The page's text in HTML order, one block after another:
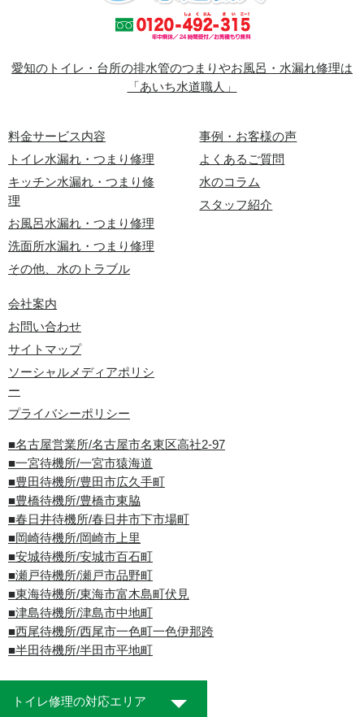
愛知のトイレ・台所の排水管のつまりやお風呂・水漏れ修理は
「あいち水道職人」
料金サービス内容
トイレ水漏れ・つまり修理
キッチン水漏れ・つまり修
理
お風呂水漏れ・つまり修理
洗面所水漏れ・つまり修理
その他、水のトラブル
事例・お客様の声
よくあるご質問
水のコラム
スタッフ紹介
会社案内
お問い合わせ
サイトマップ
ソーシャルメディアポリシ
ー
プライバシーポリシー
■名古屋営業所/名古屋市名東区高社2-97
■一宮待機所/一宮市猿海道
■豊田待機所/豊田市広久手町
■豊橋待機所/豊橋市東脇
■春日井待機所/春日井市下市場町
■岡崎待機所/岡崎市上里
■安城待機所/安城市百石町
■瀬戸待機所/瀬戸市品野町
■東海待機所/東海市富木島町伏見
■津島待機所/津島市中地町
■西尾待機所/西尾市一色町一色伊那跨
■半田待機所/半田市平地町
トイレ修理の対応エリア